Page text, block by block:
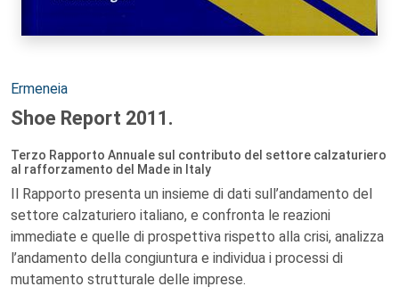
Autori:
Ermeneia
Shoe Report 2011.
Terzo Rapporto Annuale sul contributo del settore calzaturiero
al rafforzamento del Made in Italy
Il Rapporto presenta un insieme di dati sull’andamento del
settore calzaturiero italiano, e confronta le reazioni
immediate e quelle di prospettiva rispetto alla crisi, analizza
l’andamento della congiuntura e individua i processi di
mutamento strutturale delle imprese.